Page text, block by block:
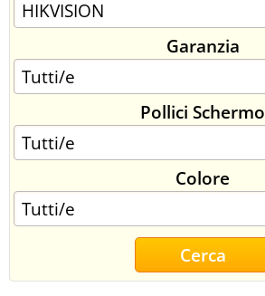
SINCRONIZZATI CON NOI
SPEDIZIONI
CONTATTI
Garanzia
Pollici Schermo
Colore